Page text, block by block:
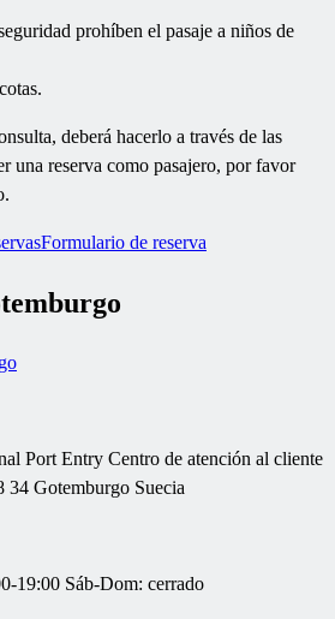
prohíben el pasaje a niños de
deberá hacerlo a través de las
una reserva como pasajero, por favor
Formulario de reserva
Port Entry Centro de atención al cliente
34 Gotemburgo Suecia
19:00 Sáb-Dom: cerrado